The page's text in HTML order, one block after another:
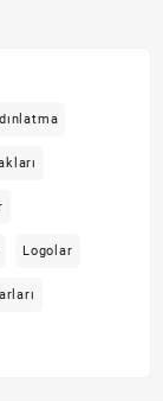
Logolar